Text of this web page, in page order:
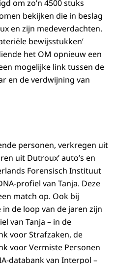
om zo’n 4500 stuks
bekijken die in beslag
en zijn medeverdachten.
bewijsstukken’
het OM opnieuw een
mogelijke link tussen de
en de verdwijning van
personen, verkregen uit
uit Dutroux’ auto’s en
Forensisch Instituut
profiel van Tanja. Deze
match op. Ook bij
de loop van de jaren zijn
van Tanja – in de
voor Strafzaken, de
voor Vermiste Personen
databank van Interpol –